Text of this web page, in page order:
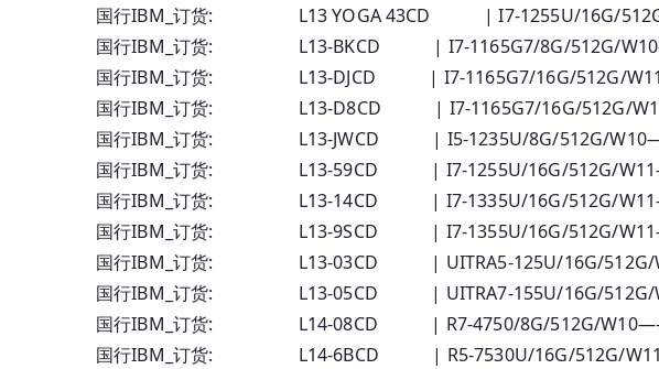
笔
记
_
订
货
全
系
列
报
价
国行IBM_订货: L13 YOGA 43CD | I7-1255U/16G/
国行IBM_订货: L13-BKCD | I7-1165G7/8G/
国行IBM_订货: L13-DJCD | I7-1165G7/16G/
国行IBM_订货: L13-D8CD | I7-1165G7/16G/
国行IBM_订货: L13-JWCD | I5-1235U/8G/512G/
国行IBM_订货: L13-59CD | I7-1255U/16G/
国行IBM_订货: L13-14CD | I7-1335U/16G/
国行IBM_订货: L13-9SCD | I7-1355U/16G/
国行IBM_订货: L13-03CD | UITRA5-125U/16G/
国行IBM_订货: L13-05CD | UITRA7-155U/16G/
国行IBM_订货: L14-08CD | R7-4750/8G/512G/
国行IBM_订货: L14-6BCD | R5-7530U/16G/